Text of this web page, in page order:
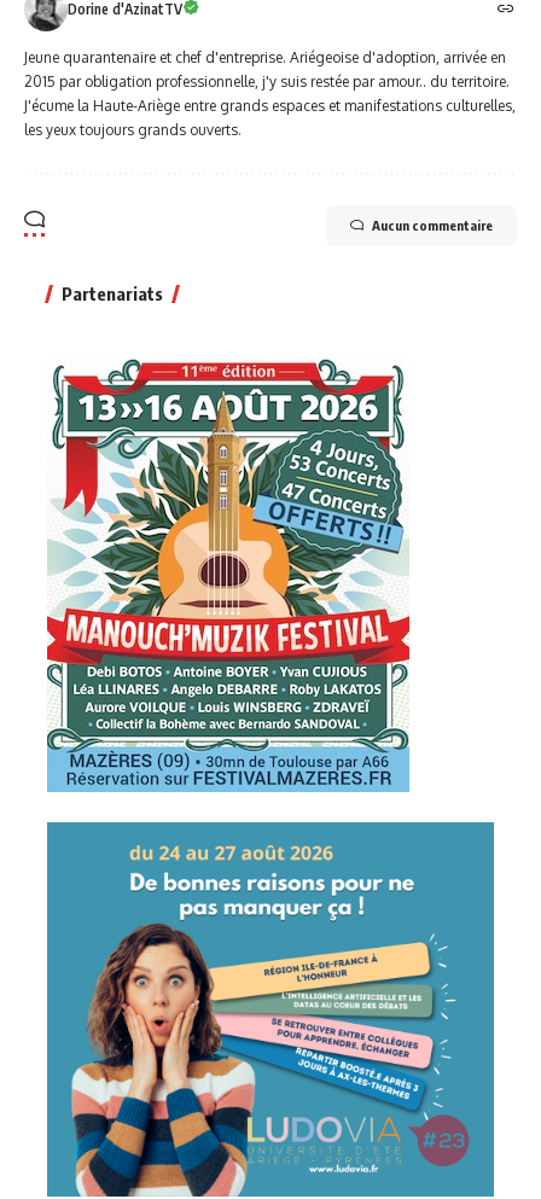
Dorine d'AzinatTV
Jeune quarantenaire et chef d'entreprise. Ariégeoise d'adoption, arrivée en
2015 par obligation professionnelle, j'y suis restée par amour.. du territoire.
J'écume la Haute-Ariège entre grands espaces et manifestations culturelles,
les yeux toujours grands ouverts.
Aucun commentaire
Partenariats